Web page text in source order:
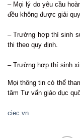
– Mọi lý do yêu cầu
đều không được giải
– Trường hợp thí sinh
thi theo quy định.
– Trường hợp thí sinh
Mọi thông tin có thể
tâm Tư vấn giáo dục
ciec.vn